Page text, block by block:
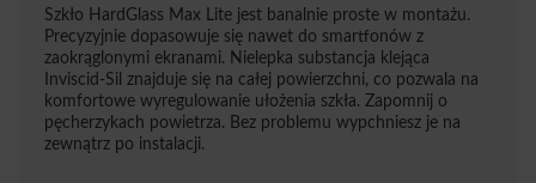
Szkło HardGlass Max Lite jest banalnie proste w montażu.
Precyzyjnie dopasowuje się nawet do smartfonów z
zaokrąglonymi ekranami. Nielepka substancja klejąca
Inviscid-Sil znajduje się na całej powierzchni, co pozwala na
komfortowe wyregulowanie ułożenia szkła. Zapomnij o
pęcherzykach powietrza. Bez problemu wypchniesz je na
zewnątrz po instalacji.